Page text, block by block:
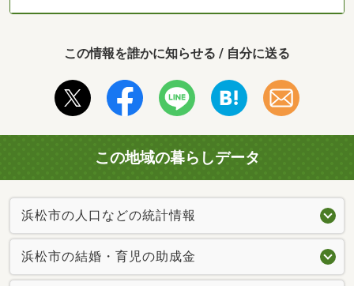
この情報を誰かに知らせる / 自分に送る
この地域の暮らしデータ
浜松市の人口などの統計情報
浜松市の結婚・育児の助成金